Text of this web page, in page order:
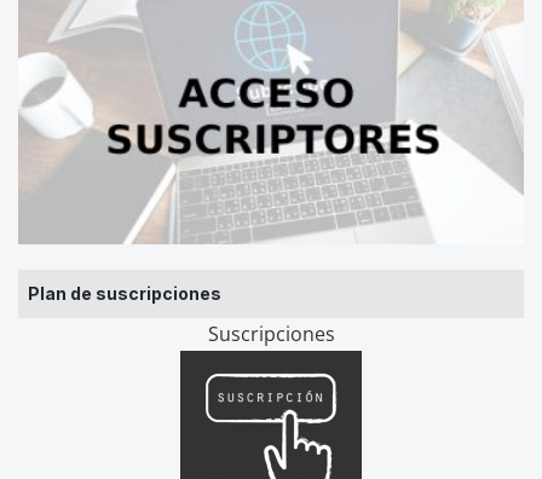
Plan de suscripciones
Suscripciones